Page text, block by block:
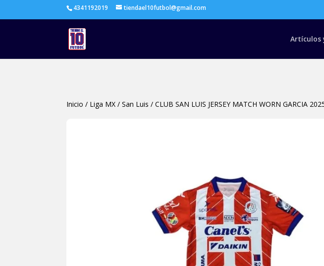
4341192019 tiendael10futbol@gmail.com
Artículos
Inicio / Liga MX /San Luis /CLUB SAN LUIS JERSEY MATCH WORN GARCIA